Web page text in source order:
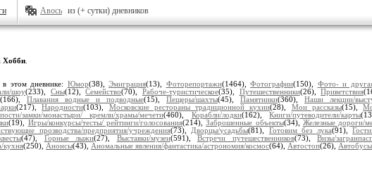
Авось из (+ сутки) дневников
Хобби
этом дневнике: Юмор(38), Эмиграция(13), Фоторепортажи(1464), Фотографии(150), Фото- и
шоу(233), Сны(12),Семейство(70), Рабоче-туристическое(35), Путешественники(26),Приветствия
(166), Плавания водные и подводные(15), Пещеры/шахты(45), Памятники(360), Наши лекции/
(217),Народности(103), Московские рестораны традиционной кухни(28), Мои рассказы(15),
замки/монастыри/ кремли/храмы/мечети(460), Корабли/лодки(162),Книги/путеводители/карты
(19), Игры/конкурсы/тесты/ рейтинги/голосования(214),Заброшенные объекты(34), Железные дороги/
прозводства/предприятия/учреждения(73), Дворцы/усадьбы(81), Готовим без лука(91),
(47), Горные лыжи(27), Выставки/музеи(591), Встречи путешественников(73), Визы/
кухня(250), Анонсы(43), Аномальные явления/фантастика/астрономия/космос(64), Автостоп(26),